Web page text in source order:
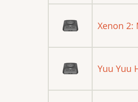
Xenon 2:
Yuu Yuu